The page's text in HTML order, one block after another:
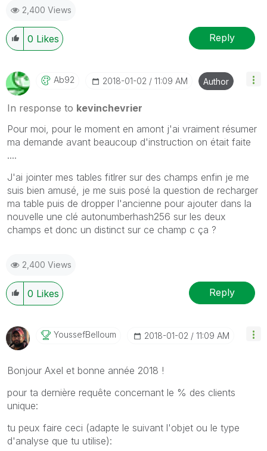
2,400 Views
0 Likes Reply
Ab92 ‎2018-01-02 11:09 AM Author
In response to kevinchevrier
Pour moi, pour le moment en amont j'ai vraiment résumer
ma demande avant beaucoup d'instruction on était faite
....
J'ai jointer mes tables fitlrer sur des champs enfin je me
suis bien amusé, je me suis posé la question de recharger
ma table puis de dropper l'ancienne pour ajouter dans la
nouvelle une clé autonumberhash256 sur les deux
champs et donc un distinct sur ce champ c ça ?
2,400 Views
0 Likes Reply
YoussefBelloum ‎2018-01-02 11:09 AM
Bonjour Axel et bonne année 2018 !
pour ta dernière requête concernant le % des clients
unique:
tu peux faire ceci (adapte le suivant l'objet ou le type
d'analyse que tu utilise):